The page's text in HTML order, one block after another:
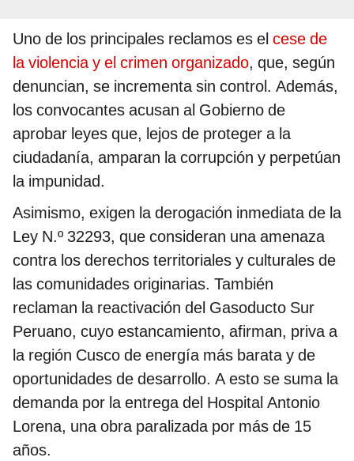
Uno de los principales reclamos es el cese de
la violencia y el crimen organizado, que, según
denuncian, se incrementa sin control. Además,
los convocantes acusan al Gobierno de
aprobar leyes que, lejos de proteger a la
ciudadanía, amparan la corrupción y perpetúan
la impunidad.
Asimismo, exigen la derogación inmediata de la
Ley N.º 32293, que consideran una amenaza
contra los derechos territoriales y culturales de
las comunidades originarias. También
reclaman la reactivación del Gasoducto Sur
Peruano, cuyo estancamiento, afirman, priva a
la región Cusco de energía más barata y de
oportunidades de desarrollo. A esto se suma la
demanda por la entrega del Hospital Antonio
Lorena, una obra paralizada por más de 15
años.